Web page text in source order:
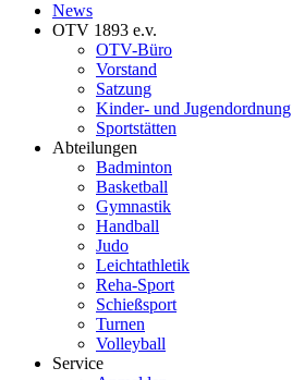
News
OTV 1893 e.v.
OTV-Büro
Vorstand
Satzung
Kinder- und Jugendordnung
Sportstätten
Abteilungen
Badminton
Basketball
Gymnastik
Handball
Judo
Leichtathletik
Reha-Sport
Schießsport
Turnen
Volleyball
Service